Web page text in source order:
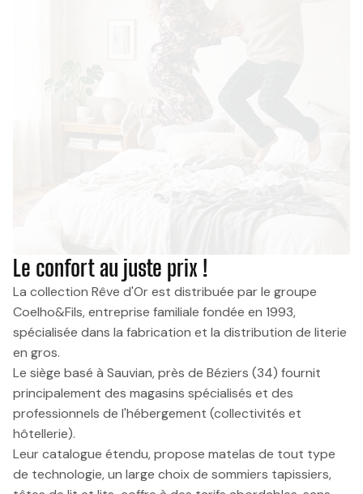
Le confort au juste prix !
La collection Rêve d'Or est distribuée par le groupe
Coelho&Fils, entreprise familiale fondée en 1993,
spécialisée dans la fabrication et la distribution de literie
en gros.
Le siège basé à Sauvian, près de Béziers (34) fournit
principalement des magasins spécialisés et des
professionnels de l'hébergement (collectivités et
hôtellerie).
Leur catalogue étendu, propose matelas de tout type
de technologie, un large choix de sommiers tapissiers,